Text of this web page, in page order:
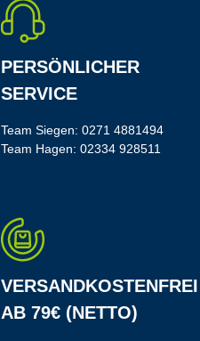
PERSÖNLICHER
SERVICE
Team Siegen: 0271 4881494
Team Hagen: 02334 928511
VERSANDKOSTENFREI
AB 79€ (NETTO)